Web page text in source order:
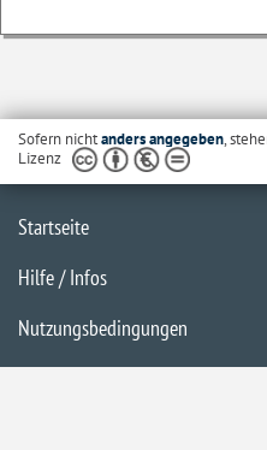
Sofern nichtanders angegeben,
Lizenz
Startseite
Hilfe / Infos
Nutzungsbedingungen